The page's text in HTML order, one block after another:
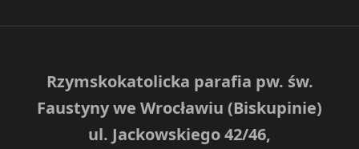
Rzymskokatolicka parafia pw. św.
Faustyny we Wrocławiu (Biskupinie)
ul. Jackowskiego 42/46,